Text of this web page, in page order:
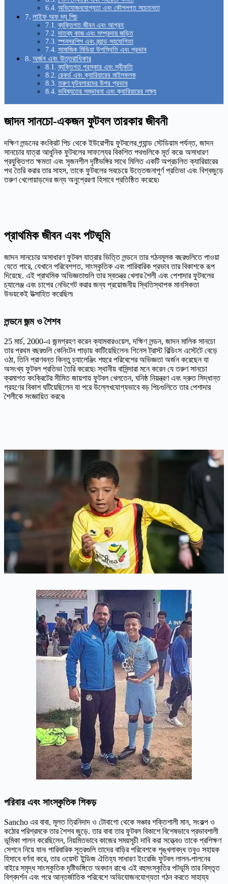
অভিযোজনযোগ্যতা এবং কৌশলগত সচেতনতা
লাইফ অফ দ্য পিচ
ব্যক্তিগত জীবন এবং আগ্রহ
দাতব্য কাজ এবং সম্প্রদায় জড়িত
স্পনসরশিপ এবং ব্র্যান্ড সহযোগিতা
সামাজিক মিডিয়া উপস্থিতি এবং প্রভাব
অর্জন এবং উত্তরাধিকার
ব্যক্তিগত পুরস্কার এবং স্বীকৃতি
রেকর্ড এবং ক্যারিয়ারের মাইলফলক
তরুণ ফুটবলারদের উপর প্রভাব
ভবিষ্যতের সম্ভাবনা এবং ক্যারিয়ারের লক্ষ্য
জাদন সানচো-একজন ফুটবল তারকার জীবনী
দক্ষিণ লন্ডনের কংক্রিট পিচ থেকে ইউরোপীয় ফুটবলের গ্র্যান্ড স্টেডিয়াম পর্যন্ত, জাদন
সানচোর যাত্রা আধুনিক ফুটবলের সাফল্যের বিকশিত পথগুলিকে মূর্ত করে৷ অসাধারণ
প্রযুক্তিগত ক্ষমতা এবং সৃজনশীল দৃষ্টিভঙ্গির সাথে মিলিত একটি অপ্রচলিত ক্যারিয়ারের
পথ তৈরি করার তার সাহস, তাকে ফুটবলের সবচেয়ে উত্তেজনাপূর্ণ প্রতিভা এবং বিশ্বজুড়ে
তরুণ খেলোয়াড়দের জন্য অনুপ্রেরণা হিসাবে প্রতিষ্ঠিত করেছে৷
প্রাথমিক জীবন এবং পটভূমি
জাদন সানচোর অসাধারণ ফুটবল যাত্রার ভিত্তি লন্ডনে তার গঠনমূলক বছরগুলিতে পাওয়া
যেতে পারে, যেখানে পরিবেশগত, সাংস্কৃতিক এবং পারিবারিক প্রভাব তার বিকাশকে রূপ
দিয়েছে. এই প্রাথমিক অভিজ্ঞতাগুলি তার স্বতন্ত্র খেলার শৈলী এবং পেশাদার ফুটবলের
চ্যালেঞ্জ এবং চাপের নেভিগেট করার জন্য প্রয়োজনীয় স্থিতিস্থাপক মানসিকতা
উভয়কেই উত্সাহিত করেছিল৷
লন্ডনে জন্ম ও শৈশব
25 মার্চ, 2000-এ জন্মগ্রহণ করেন ক্যামবারওয়েল, দক্ষিণ লন্ডন, জাদন মালিক সানচো
তার প্রথম বছরগুলি কেনিংটন পাড়ায় কাটিয়েছিলেন৷ গিনেস ট্রাস্ট বিল্ডিংস এস্টেটে বেড়ে
ওঠা, তিনি প্রাণবন্ত কিন্তু চ্যালেঞ্জিং শহুরে পরিবেশের অভিজ্ঞতা অর্জন করেছেন যা
অসংখ্য ফুটবল প্রতিভা তৈরি করেছে৷ স্থানীয় বাসিন্দারা মনে করেন যে তরুণ সানচো
ক্রমাগত কংক্রিটের সীমিত জায়গায় ফুটবল খেলতেন, ঘনিষ্ঠ নিয়ন্ত্রণ এবং দ্রুত সিদ্ধান্ত
গ্রহণের বিকাশ ঘটিয়েছিলেন যা পরে উল্লেখযোগ্যভাবে বড় পিচগুলিতে তার পেশাদার
শৈলীকে সংজ্ঞায়িত করবে৷
পরিবার এবং সাংস্কৃতিক শিকড়
Sancho এর বাবা, মূলত ত্রিনিদাদ ও টোবাগো থেকে সঞ্চার শক্তিশালী মান, সংকল্প ও
কঠোর পরিশ্রমকে তার শৈশব জুড়ে. তার বাবা তার ফুটবল বিকাশে বিশেষভাবে প্রভাবশালী
ভূমিকা পালন করেছিলেন, নিয়মিতভাবে কাজের সময়সূচী দাবি করা সত্ত্বেও তাকে প্রশিক্ষণ
সেশনে নিয়ে যান৷ পারিবারিক সূত্রগুলি তাদের বাড়ির পরিবেশকে শৃঙ্খলাবদ্ধ তবুও সহায়ক
হিসাবে বর্ণনা করে, তার ওয়েস্ট ইন্ডিজ ঐতিহ্য সাধারণ ইংরেজি ফুটবল লালন-পালনের
বাইরে সমৃদ্ধ সাংস্কৃতিক দৃষ্টিভঙ্গিতে অবদান রাখে৷ এই বহুসংস্কৃতির পটভূমি তার বিস্তৃত
বিশ্বদর্শন এবং পরে আন্তর্জাতিক পরিবেশে অভিযোজনযোগ্যতা গঠন করতে সাহায্য